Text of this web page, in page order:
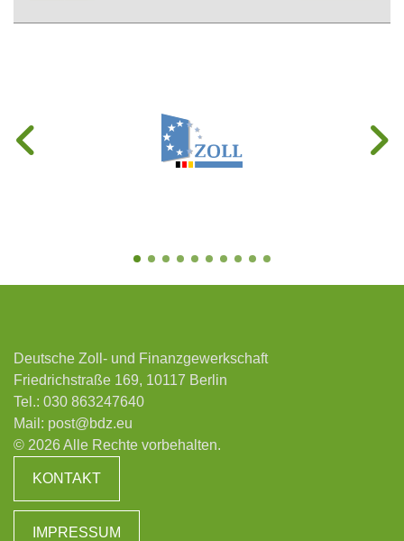
Deutsche Zoll- und Finanzgewerkschaft
Friedrichstraße 169, 10117 Berlin
Tel.: 030 863247640
Mail: post@bdz.eu
© 2026 Alle Rechte vorbehalten.
KONTAKT
IMPRESSUM